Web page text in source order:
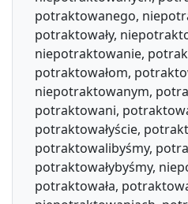
potraktowanego,
potraktowały,
niepotraktowanie,
potraktowałom,
niepotraktowanym,
potraktowani,
potraktowałyście,
potraktowalibyśmy,
potraktowałybyśmy,
potraktowała,